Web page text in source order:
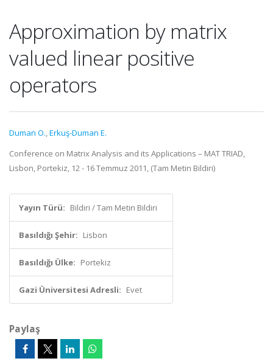
Approximation by matrix
valued linear positive
operators
Duman O.,Erkuş-Duman E.
Conference on Matrix Analysis and its Applications – MAT TRIAD,
Lisbon, Portekiz, 12 - 16 Temmuz 2011, (Tam Metin Bildiri)
Yayın Türü: Bildiri / Tam Metin Bildiri
Basıldığı Şehir: Lisbon
Basıldığı Ülke: Portekiz
Gazi Üniversitesi Adresli: Evet
Paylaş